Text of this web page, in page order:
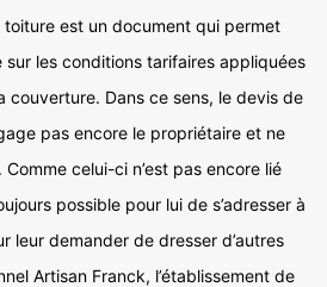
est un document qui permet
sur les conditions tarifaires appliquées
couverture. Dans ce sens, le devis de
pas encore le propriétaire et ne
celui-ci n’est pas encore lié
possible pour lui de s’adresser à
leur demander de dresser d’autres
Artisan Franck, l’établissement de